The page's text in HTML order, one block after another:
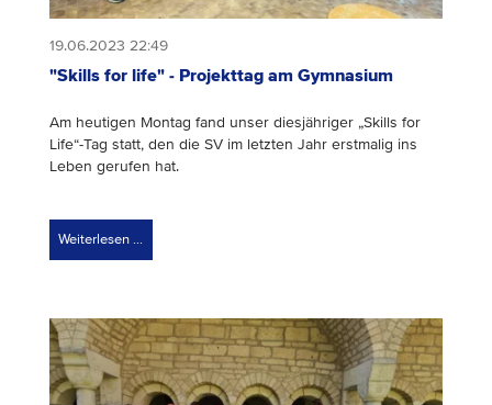
19.06.2023 22:49
"Skills for life" - Projekttag am Gymnasium
Am heutigen Montag fand unser diesjähriger „Skills for
Life“-Tag statt, den die SV im letzten Jahr erstmalig ins
Leben gerufen hat.
Weiterlesen …